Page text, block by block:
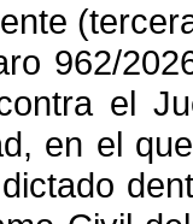
962/
el
en el